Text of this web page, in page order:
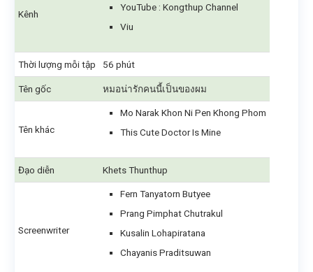
Kênh
YouTube : Kongthup Channel
Viu
Thời lượng mỗi tập 56 phút
Tên gốc หมอน่ารักคนนี้เป็นของผม
Tên khác
Mo Narak Khon Ni Pen Khong Phom
This Cute Doctor Is Mine
Đạo diễn Khets Thunthup
Screenwriter
Fern Tanyatorn Butyee
Prang Pimphat Chutrakul
Kusalin Lohapiratana
Chayanis Praditsuwan